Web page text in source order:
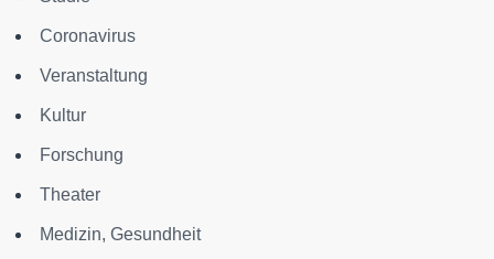
Coronavirus
Veranstaltung
Kultur
Forschung
Theater
Medizin, Gesundheit